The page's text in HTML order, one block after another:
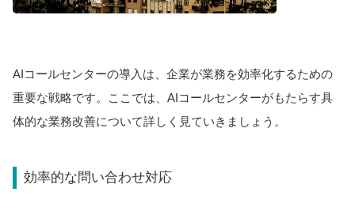
AIコールセンターの導入は、企業が業務を効率化するための
重要な戦略です。ここでは、AIコールセンターがもたらす具
体的な業務改善について詳しく見ていきましょう。
効率的な問い合わせ対応